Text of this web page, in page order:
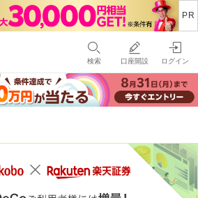
検索 口座開設 ログイン